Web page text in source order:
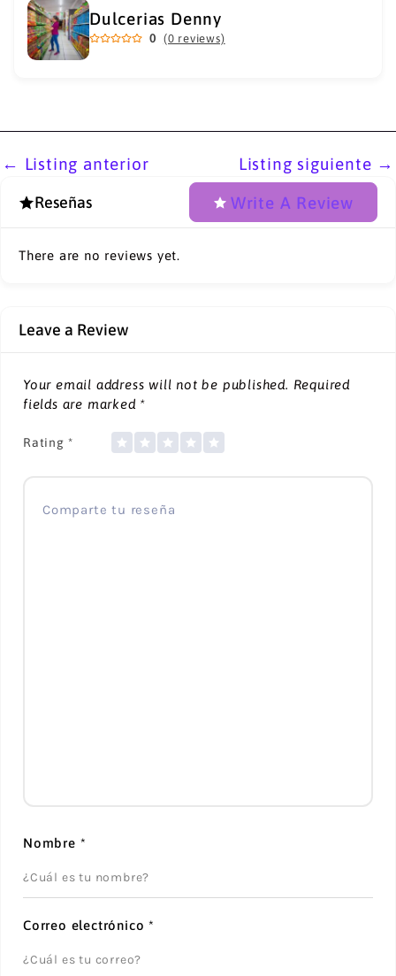
Dulcerias Denny
0 (0 reviews)
← Listing anterior Listing siguiente →
Reseñas Write A Review
There are no reviews yet.
Leave a Review
Your email address will not be published. Required
fields are marked *
Rating *
Nombre *
Correo electrónico*